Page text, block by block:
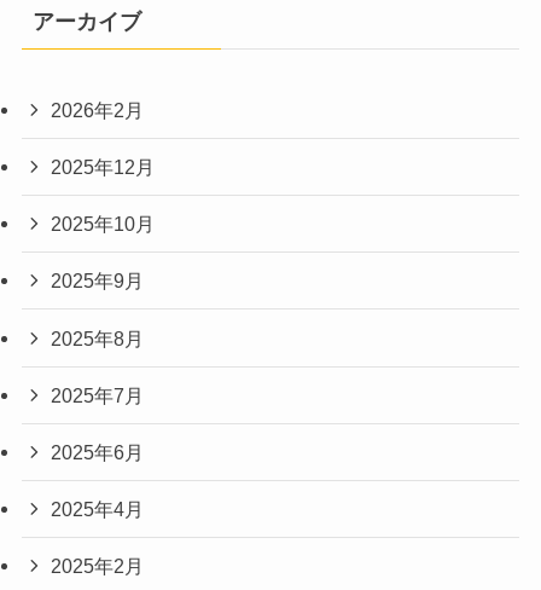
アーカイブ
2026年2月
2025年12月
2025年10月
2025年9月
2025年8月
2025年7月
2025年6月
2025年4月
2025年2月